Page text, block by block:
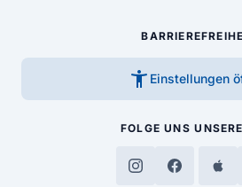
accessibility_new Einstellungen
FOLGE UNS